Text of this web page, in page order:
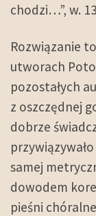
chodzi…”, w.
Rozwiązanie
utworach
pozostałych
z oszczędnej
dobrze
samej
dowodem
pieśni